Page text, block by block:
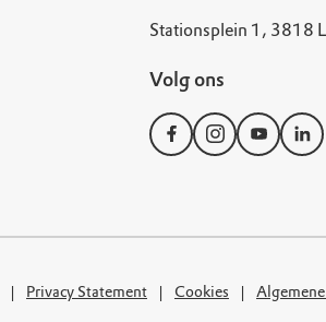
Stationsplein 1, 3818
Volg ons
Privacy Statement Cookies